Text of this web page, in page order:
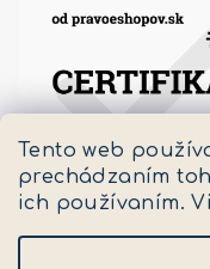
Tento web
prechádzaním
ich používaním.